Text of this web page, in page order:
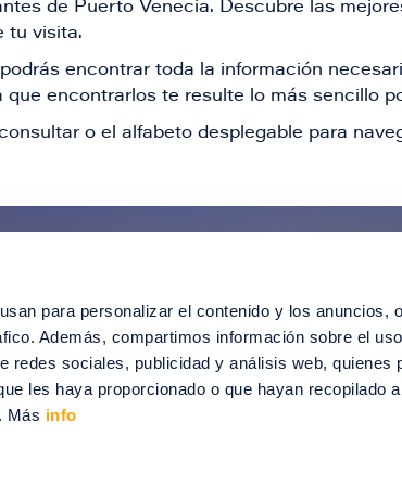
para personalizar el contenido y los anuncios,
Además, compartimos información sobre el
redes sociales, publicidad y análisis web, quienes
les haya proporcionado o que hayan recopilado
Más info
de Puerto Venecia. Descubre las
tu visita.
encontrar toda la información
encontrarlos te resulte lo más sencillo
o el alfabeto desplegable para
de todas nuestras
ofertas especiales, descuentos,
SUSCRÍBETE